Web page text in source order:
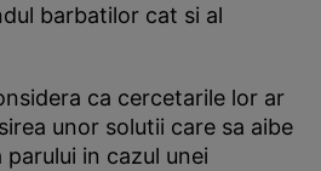
barbatilor cat si al
ca cercetarile lor ar
unor solutii care sa aibe
in cazul unei